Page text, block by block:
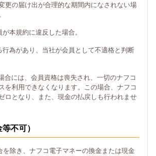
更の届け出が合理的な期間内になされない場
が本規約に違反した場合。
行為があり、当社が会員として不適格と判断
合には、会員資格は喪失され、一切のナフコ
を利用できなくなります。この場合、ナフコ
ロとなり、また、現金の払戻しも行われませ
不可）
を除き、ナフコ電子マネーの換金または現金